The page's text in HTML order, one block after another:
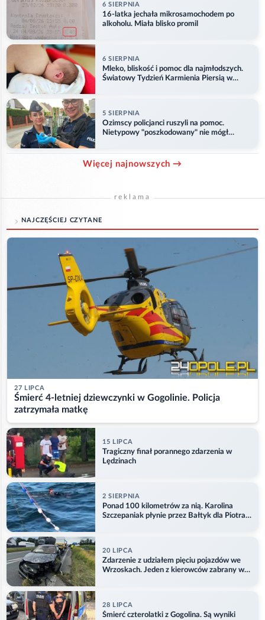
6 SIERPNIA
16-latka jechała mikrosamochodem po
alkoholu. Miała blisko promil
6 SIERPNIA
Mleko, bliskość i pomoc dla najmłodszych.
Światowy Tydzień Karmienia Piersią w
5 SIERPNIA
Ozimscy policjanci ruszyli na pomoc.
Nietypowy "poszkodowany" nie mógł
Więcej najnowszych →
reklama
NAJCZĘŚCIEJ CZYTANE
27 LIPCA
Śmierć 4-letniej dziewczynki w Gogolinie. Policja
zatrzymała matkę
15 LIPCA
Tragiczny finał porannego zdarzenia w
Lędzinach
2 SIERPNIA
Ponad 100 kilometrów za nią. Karolina
Szczepaniak płynie przez Bałtyk dla Piotra.
20 LIPCA
Zdarzenie z udziałem pięciu pojazdów we
Wrzoskach. Jeden z kierowców zabrany w
28 LIPCA
Śmierć czterolatki z Gogolina. Są wyniki